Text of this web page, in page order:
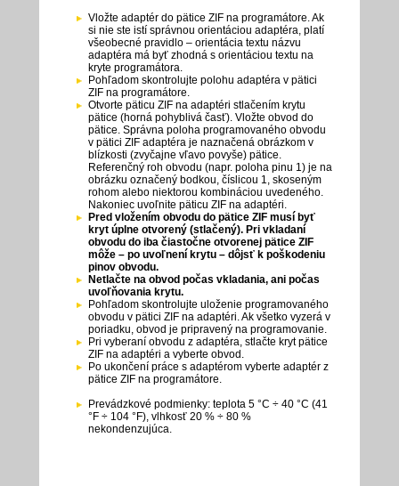
Vložte adaptér do pätice ZIF na programátore. Ak
si nie ste istí správnou orientáciou adaptéra, platí
všeobecné pravidlo – orientácia textu názvu
adaptéra má byť zhodná s orientáciou textu na
kryte programátora.
Pohľadom skontrolujte polohu adaptéra v pätici
ZIF na programátore.
Otvorte päticu ZIF na adaptéri stlačením krytu
pätice (horná pohyblivá časť). Vložte obvod do
pätice. Správna poloha programovaného obvodu
v pätici ZIF adaptéra je naznačená obrázkom v
blízkosti (zvyčajne vľavo povyše) pätice.
Referenčný roh obvodu (napr. poloha pinu 1) je na
obrázku označený bodkou, číslicou 1, skoseným
rohom alebo niektorou kombináciou uvedeného.
Nakoniec uvoľnite päticu ZIF na adaptéri.
Pred vložením obvodu do pätice ZIF musí byť
kryt úplne otvorený (stlačený). Pri vkladaní
obvodu do iba čiastočne otvorenej pätice ZIF
môže – po uvoľnení krytu – dôjsť k poškodeniu
pinov obvodu.
Netlačte na obvod počas vkladania, ani počas
uvoľňovania krytu.
Pohľadom skontrolujte uloženie programovaného
obvodu v pätici ZIF na adaptéri. Ak všetko vyzerá v
poriadku, obvod je pripravený na programovanie.
Pri vyberaní obvodu z adaptéra, stlačte kryt pätice
ZIF na adaptéri a vyberte obvod.
Po ukončení práce s adaptérom vyberte adaptér z
pätice ZIF na programátore.
Prevádzkové podmienky: teplota 5 °C ÷ 40 °C (41
°F ÷ 104 °F), vlhkosť 20 % ÷ 80 %
nekondenzujúca.